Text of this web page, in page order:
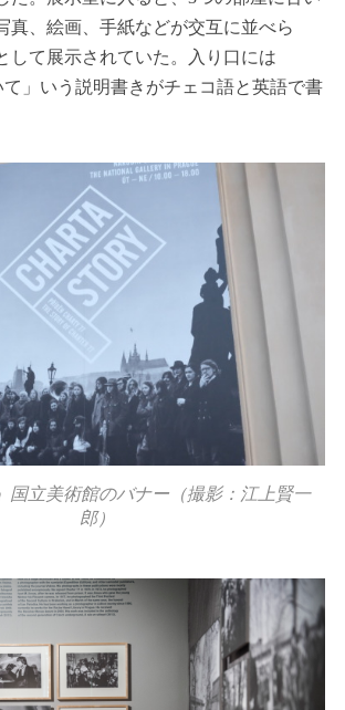
真、絵画、手紙などが交互に並べら
して展示されていた。入り口には
て」いう説明書きがチェコ語と英語で書
国立美術館のバナー（撮影：江上賢一
郎）